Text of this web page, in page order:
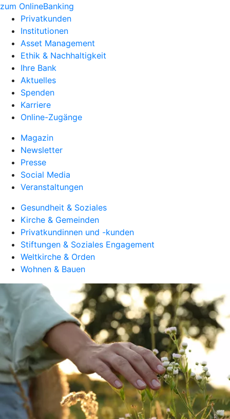
zum OnlineBanking
Privatkunden
Institutionen
Asset Management
Ethik & Nachhaltigkeit
Ihre Bank
Aktuelles
Spenden
Karriere
Online-Zugänge
Magazin
Newsletter
Presse
Social Media
Veranstaltungen
Gesundheit & Soziales
Kirche & Gemeinden
Privatkundinnen und -kunden
Stiftungen & Soziales Engagement
Weltkirche & Orden
Wohnen & Bauen